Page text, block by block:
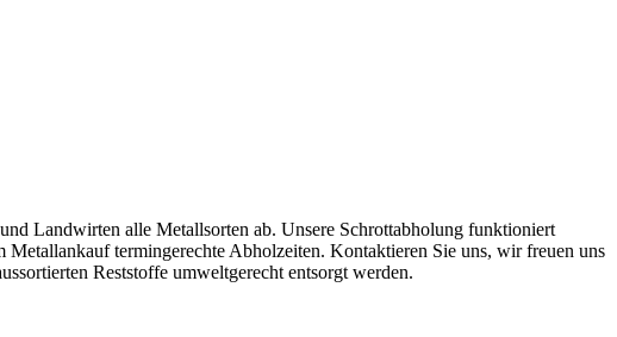
Landwirten alle Metallsorten ab. Unsere Schrottabholung funktioniert
termingerechte Abholzeiten. Kontaktieren Sie uns, wir freuen uns
Reststoffe umweltgerecht entsorgt werden.